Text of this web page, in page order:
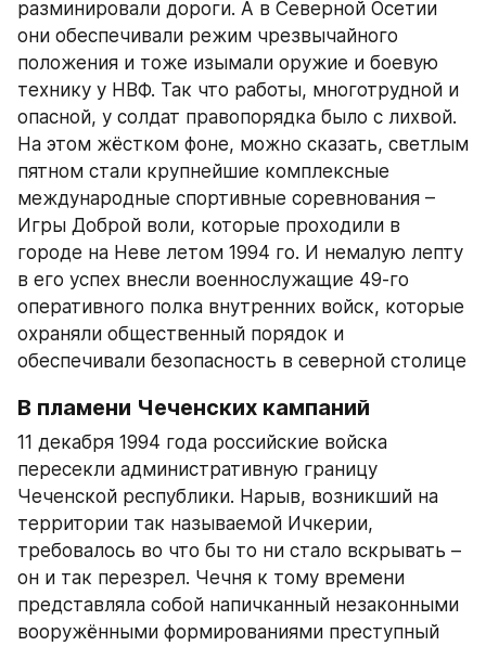
разминировали дороги. А в Северной Осетии
они обеспечивали режим чрезвычайного
положения и тоже изымали оружие и боевую
технику у НВФ. Так что работы, многотрудной и
опасной, у солдат правопорядка было с лихвой.
На этом жёстком фоне, можно сказать, светлым
пятном стали крупнейшие комплексные
международные спортивные соревнования –
Игры Доброй воли, которые проходили в
городе на Неве летом 1994 го. И немалую лепту
в его успех внесли военнослужащие 49-го
оперативного полка внутренних войск, которые
охраняли общественный порядок и
обеспечивали безопасность в северной столице
В пламени Чеченских кампаний
11 декабря 1994 года российские войска
пересекли административную границу
Чеченской республики. Нарыв, возникший на
территории так называемой Ичкерии,
требовалось во что бы то ни стало вскрывать –
он и так перезрел. Чечня к тому времени
представляла собой напичканный незаконными
вооружёнными формированиями преступный